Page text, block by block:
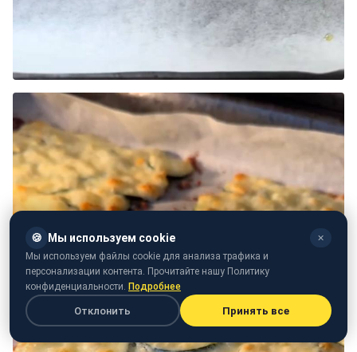
🍪 Мы используем cookie ✕
Мы используем файлы cookie для анализа трафика и
персонализации контента. Прочитайте нашу Политику
конфиденциальности. Подробнее
Отклонить Принять все